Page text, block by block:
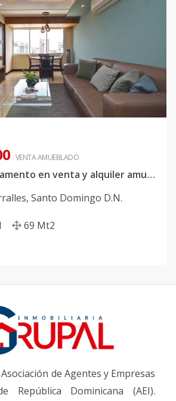
VENTA AMUEBLADO
Moderno apartamento en venta y alquiler amueblado en exclusiva zona de Serralles
, Santo Domingo D.N.
69 Mt2
de Agentes y Empresas
República Dominicana (AEI).